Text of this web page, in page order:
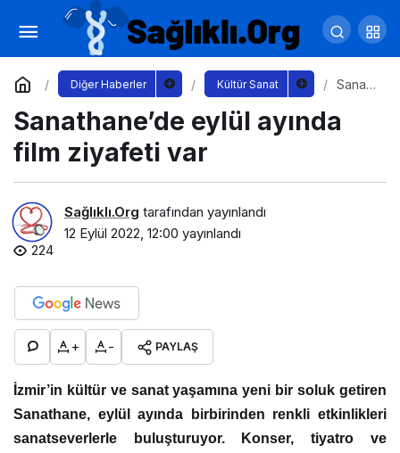
Diğer Haberler Kültür Sanat
Sanath
eylül
ayında
Sanathane’de eylül ayında
film ziyafeti var
Sağlıklı.Org tarafından yayınlandı
12 Eylül 2022, 12:00 yayınlandı
224
+ - PAYLAŞ
İzmir’in kültür ve sanat yaşamına yeni bir soluk getiren
Sanathane, eylül ayında birbirinden renkli etkinlikleri
sanatseverlerle buluşturuyor. Konser, tiyatro ve
5. Güzel Güvercin Festivali
Mustafakemalpaşa’da Yapıldı
Yorum Yap Paylaş